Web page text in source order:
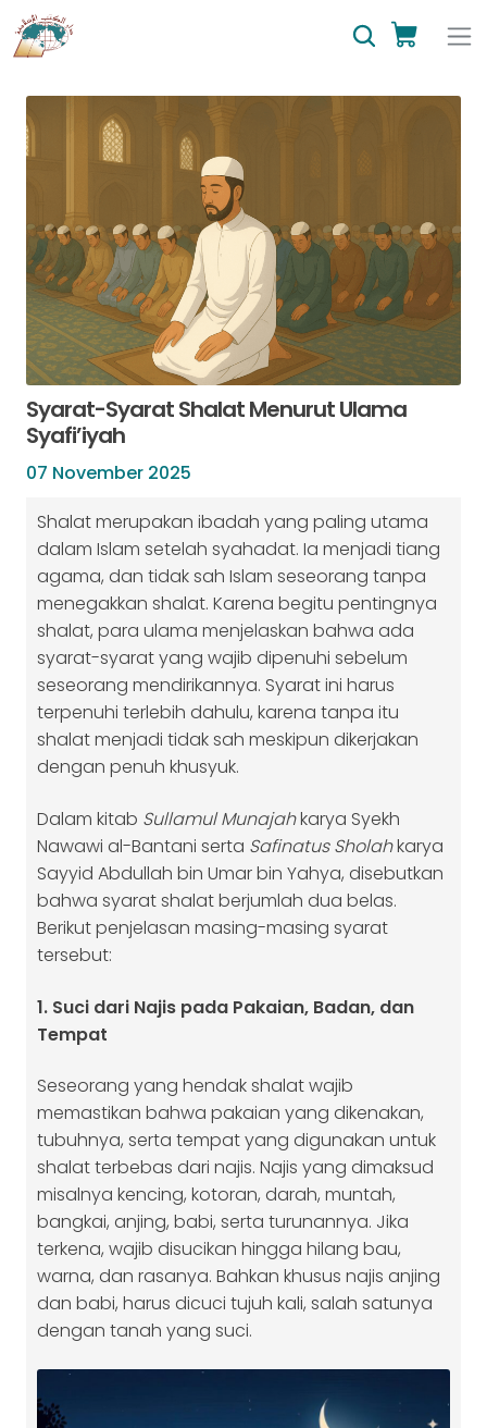
Syarat-Syarat Shalat Menurut Ulama
Syafi’iyah
07 November 2025
Shalat merupakan ibadah yang paling utama
dalam Islam setelah syahadat. Ia menjadi tiang
agama, dan tidak sah Islam seseorang tanpa
menegakkan shalat. Karena begitu pentingnya
shalat, para ulama menjelaskan bahwa ada
syarat-syarat yang wajib dipenuhi sebelum
seseorang mendirikannya. Syarat ini harus
terpenuhi terlebih dahulu, karena tanpa itu
shalat menjadi tidak sah meskipun dikerjakan
dengan penuh khusyuk.
Dalam kitab Sullamul Munajahkarya Syekh
Nawawi al-Bantani serta Safinatus Sholahkarya
Sayyid Abdullah bin Umar bin Yahya, disebutkan
bahwa syarat shalat berjumlah dua belas.
Berikut penjelasan masing-masing syarat
tersebut:
1. Suci dari Najis pada Pakaian, Badan, dan
Tempat
Seseorang yang hendak shalat wajib
memastikan bahwa pakaian yang dikenakan,
tubuhnya, serta tempat yang digunakan untuk
shalat terbebas dari najis. Najis yang dimaksud
misalnya kencing, kotoran, darah, muntah,
bangkai, anjing, babi, serta turunannya. Jika
terkena, wajib disucikan hingga hilang bau,
warna, dan rasanya. Bahkan khusus najis anjing
dan babi, harus dicuci tujuh kali, salah satunya
dengan tanah yang suci.